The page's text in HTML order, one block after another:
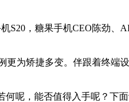
，糖果手机CEO陈劲、
矫捷多变。伴跟着终端
呢，能否值得入手呢？下面